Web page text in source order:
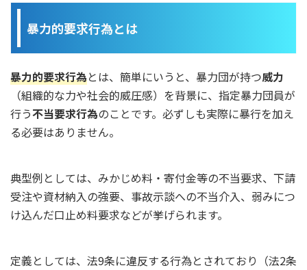
暴力的要求行為とは
暴力的要求行為とは、簡単にいうと、暴力団が持つ威力
（組織的な力や社会的威圧感）を背景に、指定暴力団員が
行う不当要求行為のことです。必ずしも実際に暴行を加え
る必要はありません。
典型例としては、みかじめ料・寄付金等の不当要求、下請
受注や資材納入の強要、事故示談への不当介入、弱みにつ
け込んだ口止め料要求などが挙げられます。
定義としては、法9条に違反する行為とされており（法2条